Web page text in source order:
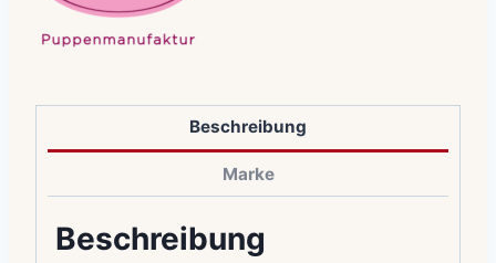
Beschreibung
Marke
Beschreibung